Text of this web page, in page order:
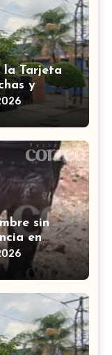
la Tarjeta
y
sin
en